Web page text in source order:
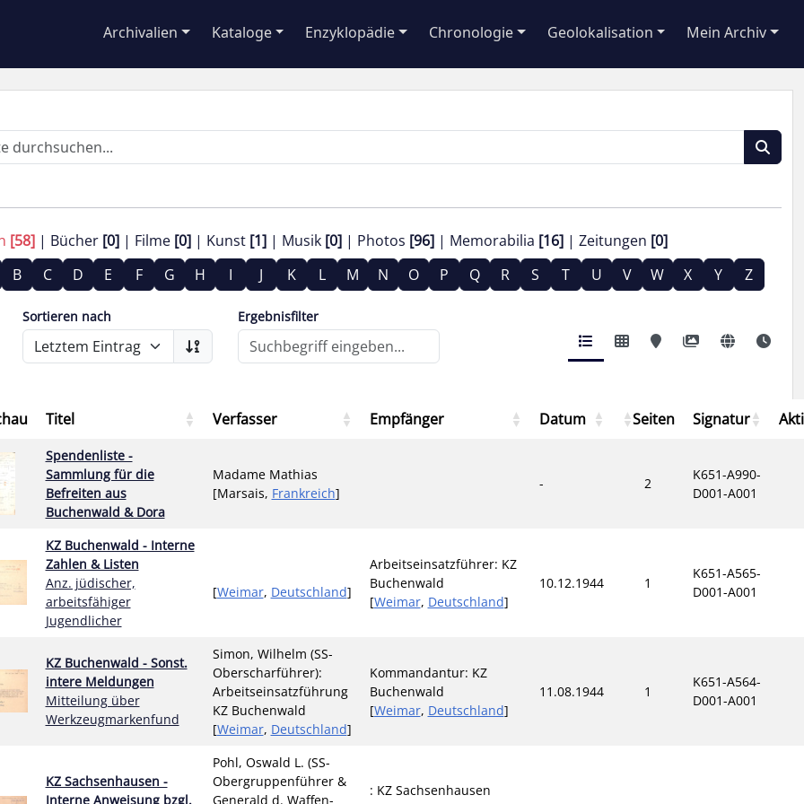
Archivalien Kataloge Enzyklopädie Chronologie Geolokalisation Mein Archiv
[58] Bücher [0] Filme [0] Kunst [1] Musik [0] Photos [96] Memorabilia [16] Zeitungen [0]
B
C D E F G H I J K L M N O P Q R S T U V W X Y Z
Sortieren nach Ergebnisfilter
Titel Verfasser Empfänger Datum Seiten Signatur
Spendenliste -
Sammlung für die
Befreiten aus
Buchenwald & Dora
Madame Mathias
[Marsais, Frankreich]
- 2
K651-A990-
D001-A001
KZ Buchenwald - Interne
Zahlen & Listen
Anz. jüdischer,
arbeitsfähiger
Jugendlicher
[Weimar, Deutschland]
Arbeitseinsatzführer: KZ
Buchenwald
[Weimar, Deutschland]
10.12.1944 1
K651-A565-
D001-A001
KZ Buchenwald - Sonst.
intere Meldungen
Mitteilung über
Werkzeugmarkenfund
Simon, Wilhelm (SS-
Oberscharführer):
Arbeitseinsatzführung
KZ Buchenwald
[Weimar, Deutschland]
Kommandantur: KZ
Buchenwald
[Weimar, Deutschland]
11.08.1944 1
K651-A564-
D001-A001
KZ Sachsenhausen -
Interne Anweisung bzgl.
Pohl, Oswald L. (SS-
Obergruppenführer &
Generald d. Waffen-
: KZ Sachsenhausen